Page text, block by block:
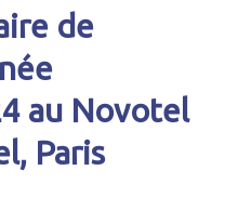
de
au Novotel
Paris